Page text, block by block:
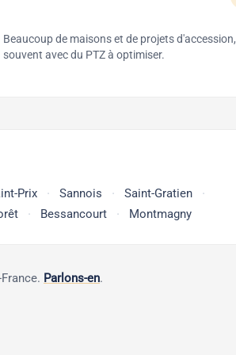
Beaucoup de maisons et de projets d'accession,
souvent avec du PTZ à optimiser.
Prix Sannois
Saint-Gratien
Bessancourt Montmagny
Parlons-en.